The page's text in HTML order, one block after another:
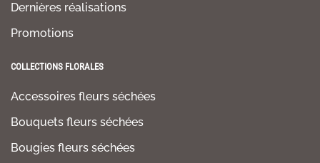
Dernières réalisations
Promotions
COLLECTIONS FLORALES
Accessoires fleurs séchées
Bouquets fleurs séchées
Bougies fleurs séchées